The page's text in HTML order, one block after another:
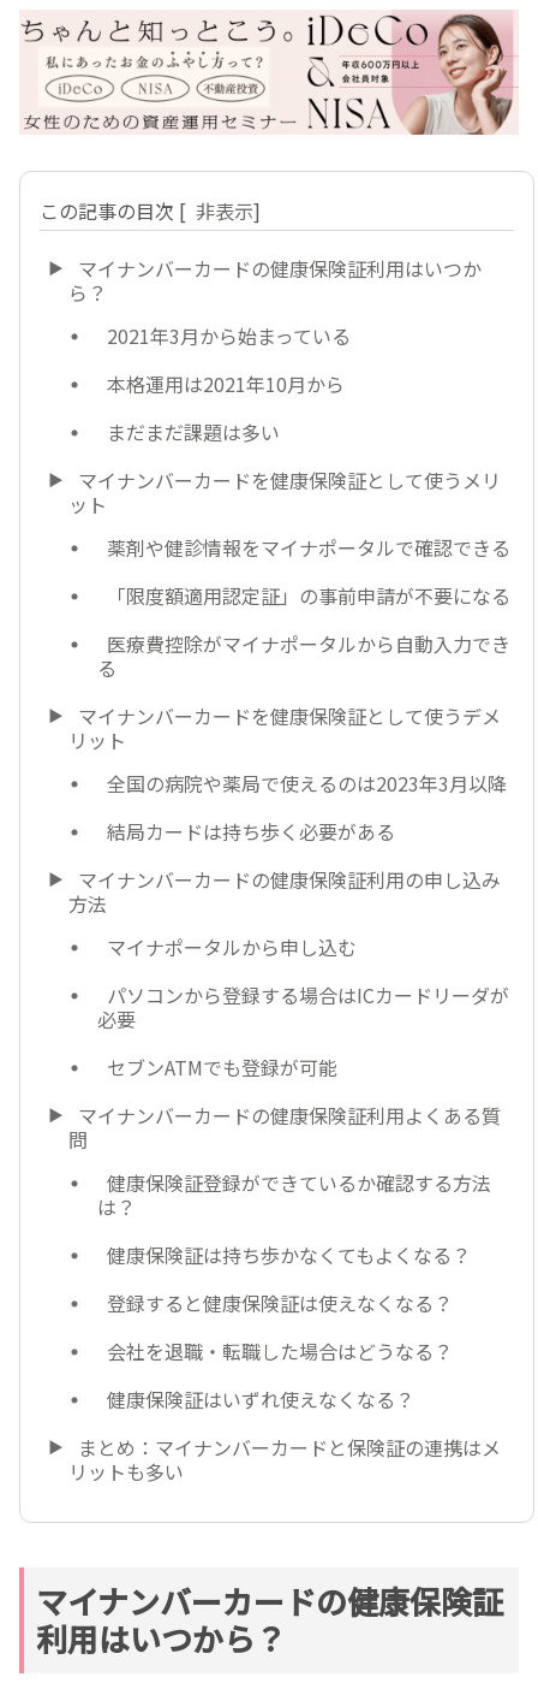
この記事の目次 [ 非表示]
マイナンバーカードの健康保険証利用はいつか
ら？
2021年3月から始まっている
本格運用は2021年10月から
まだまだ課題は多い
マイナンバーカードを健康保険証として使うメリ
ット
薬剤や健診情報をマイナポータルで確認できる
「限度額適用認定証」の事前申請が不要になる
医療費控除がマイナポータルから自動入力でき
る
マイナンバーカードを健康保険証として使うデメ
リット
全国の病院や薬局で使えるのは2023年3月以降
結局カードは持ち歩く必要がある
マイナンバーカードの健康保険証利用の申し込み
方法
マイナポータルから申し込む
パソコンから登録する場合はICカードリーダが
必要
セブンATMでも登録が可能
マイナンバーカードの健康保険証利用よくある質
問
健康保険証登録ができているか確認する方法
は？
健康保険証は持ち歩かなくてもよくなる？
登録すると健康保険証は使えなくなる？
会社を退職・転職した場合はどうなる？
健康保険証はいずれ使えなくなる？
まとめ：マイナンバーカードと保険証の連携はメ
リットも多い
マイナンバーカードの健康保険証
利用はいつから？